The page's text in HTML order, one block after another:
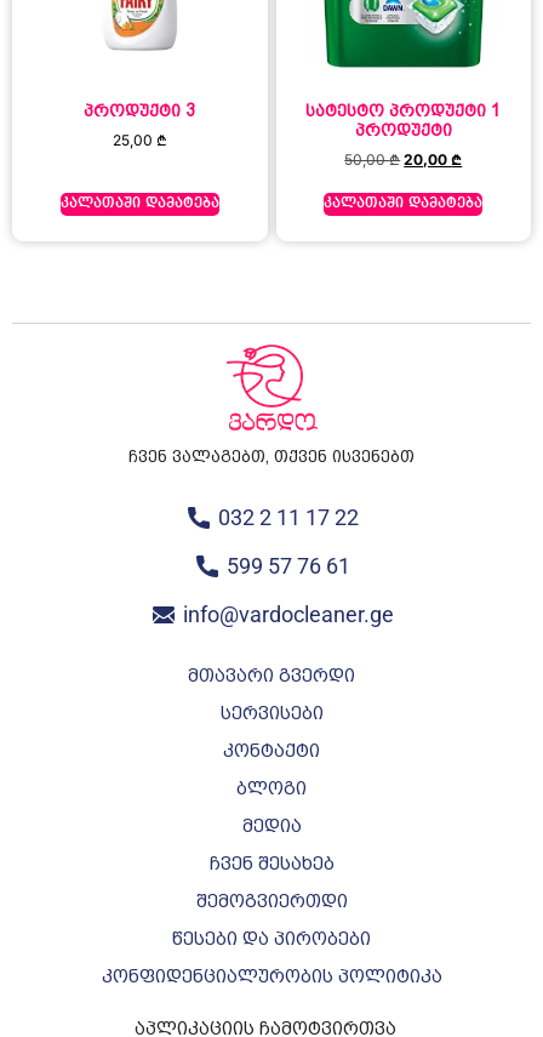
პროდუქტი 3
25,00 ₾
კალათაში დამატება
სატესტო პროდუქტი 1
პროდუქტი
50,00₾ 20,00₾
კალათაში დამატება
ჩვენ ვალაგებთ, თქვენ ისვენებთ
032 2 11 17 22
599 57 76 61
info@vardocleaner.ge
მთავარი გვერდი
სერვისები
კონტაქტი
ბლოგი
მედია
ჩვენ შესახებ
შემოგვიერთდი
წესები და პირობები
კონფიდენციალურობის პოლიტიკა
აპლიკაციის ჩამოტვირთვა